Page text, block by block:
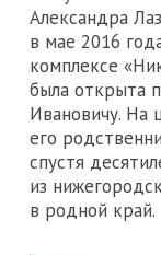
Александра
в мае 2016
комплексе
была открыта
Ивановичу. На
его
спустя
из
в родной край.